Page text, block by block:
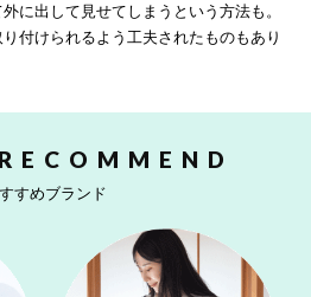
に出して見せてしまうという方法も。
付けられるよう工夫されたものもあり
すめブランド